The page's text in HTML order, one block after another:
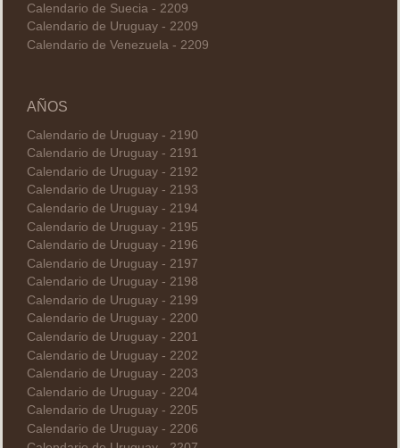
Calendario de Suecia - 2209
Calendario de Uruguay - 2209
Calendario de Venezuela - 2209
AÑOS
Calendario de Uruguay - 2190
Calendario de Uruguay - 2191
Calendario de Uruguay - 2192
Calendario de Uruguay - 2193
Calendario de Uruguay - 2194
Calendario de Uruguay - 2195
Calendario de Uruguay - 2196
Calendario de Uruguay - 2197
Calendario de Uruguay - 2198
Calendario de Uruguay - 2199
Calendario de Uruguay - 2200
Calendario de Uruguay - 2201
Calendario de Uruguay - 2202
Calendario de Uruguay - 2203
Calendario de Uruguay - 2204
Calendario de Uruguay - 2205
Calendario de Uruguay - 2206